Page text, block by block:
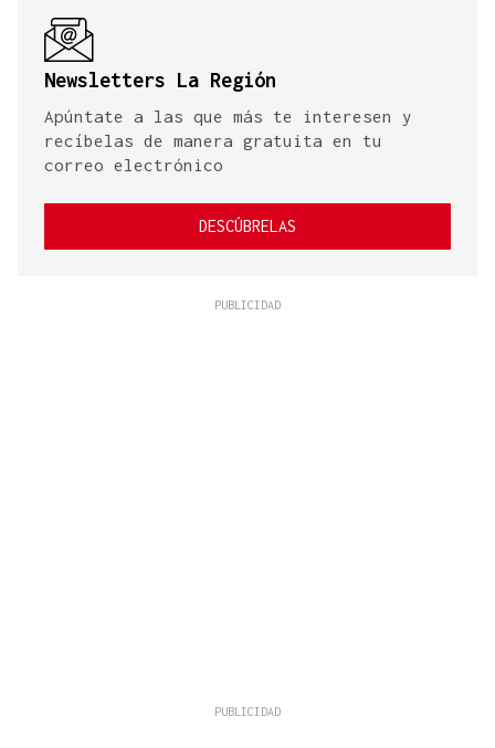
Newsletters La Región
Apúntate a las que más te interesen y
recíbelas de manera gratuita en tu
correo electrónico
DESCÚBRELAS